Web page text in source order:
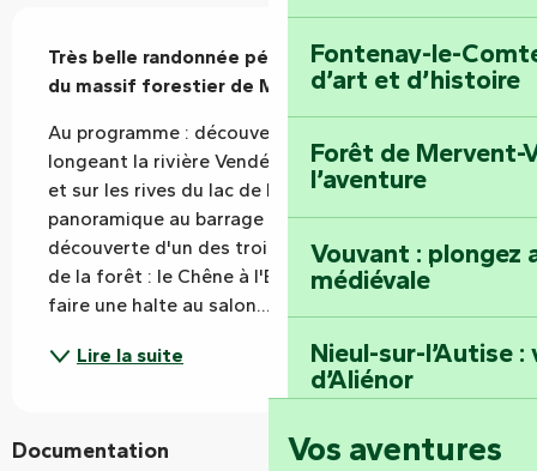
Fontenay-le-
d’art et d’histoire
Forêt de Mervent-
l’aventure
Vouvant : plongez
médiévale
Nieul-sur-l’Autise
d’Aliénor
Foussais-Payré :
Vos aventures
Très belle randonnée pédestre à la découverte
du massif forestier de Mervent.
Au programme : découverte de Sauvaget en
longeant la rivière Vendée, grand tracé en forêt
et sur les rives du lac de Mervent, spot
panoramique au barrage de Mervent (Saint-Luc),
découverte d'un des trois arbres remarquables
de la forêt : le Chêne à l'Ermite, possibilité de
faire une halte au salon...
Lire la suite
Documentation